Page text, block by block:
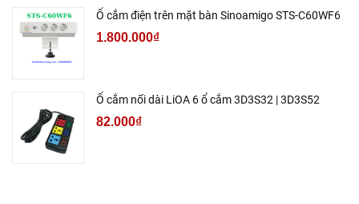
Ổ cắm điện trên mặt bàn Sinoamigo STS-C60WF6
1.800.000₫
Ổ cắm nối dài LiOA 6 ổ cắm 3D3S32 | 3D3S52
82.000₫